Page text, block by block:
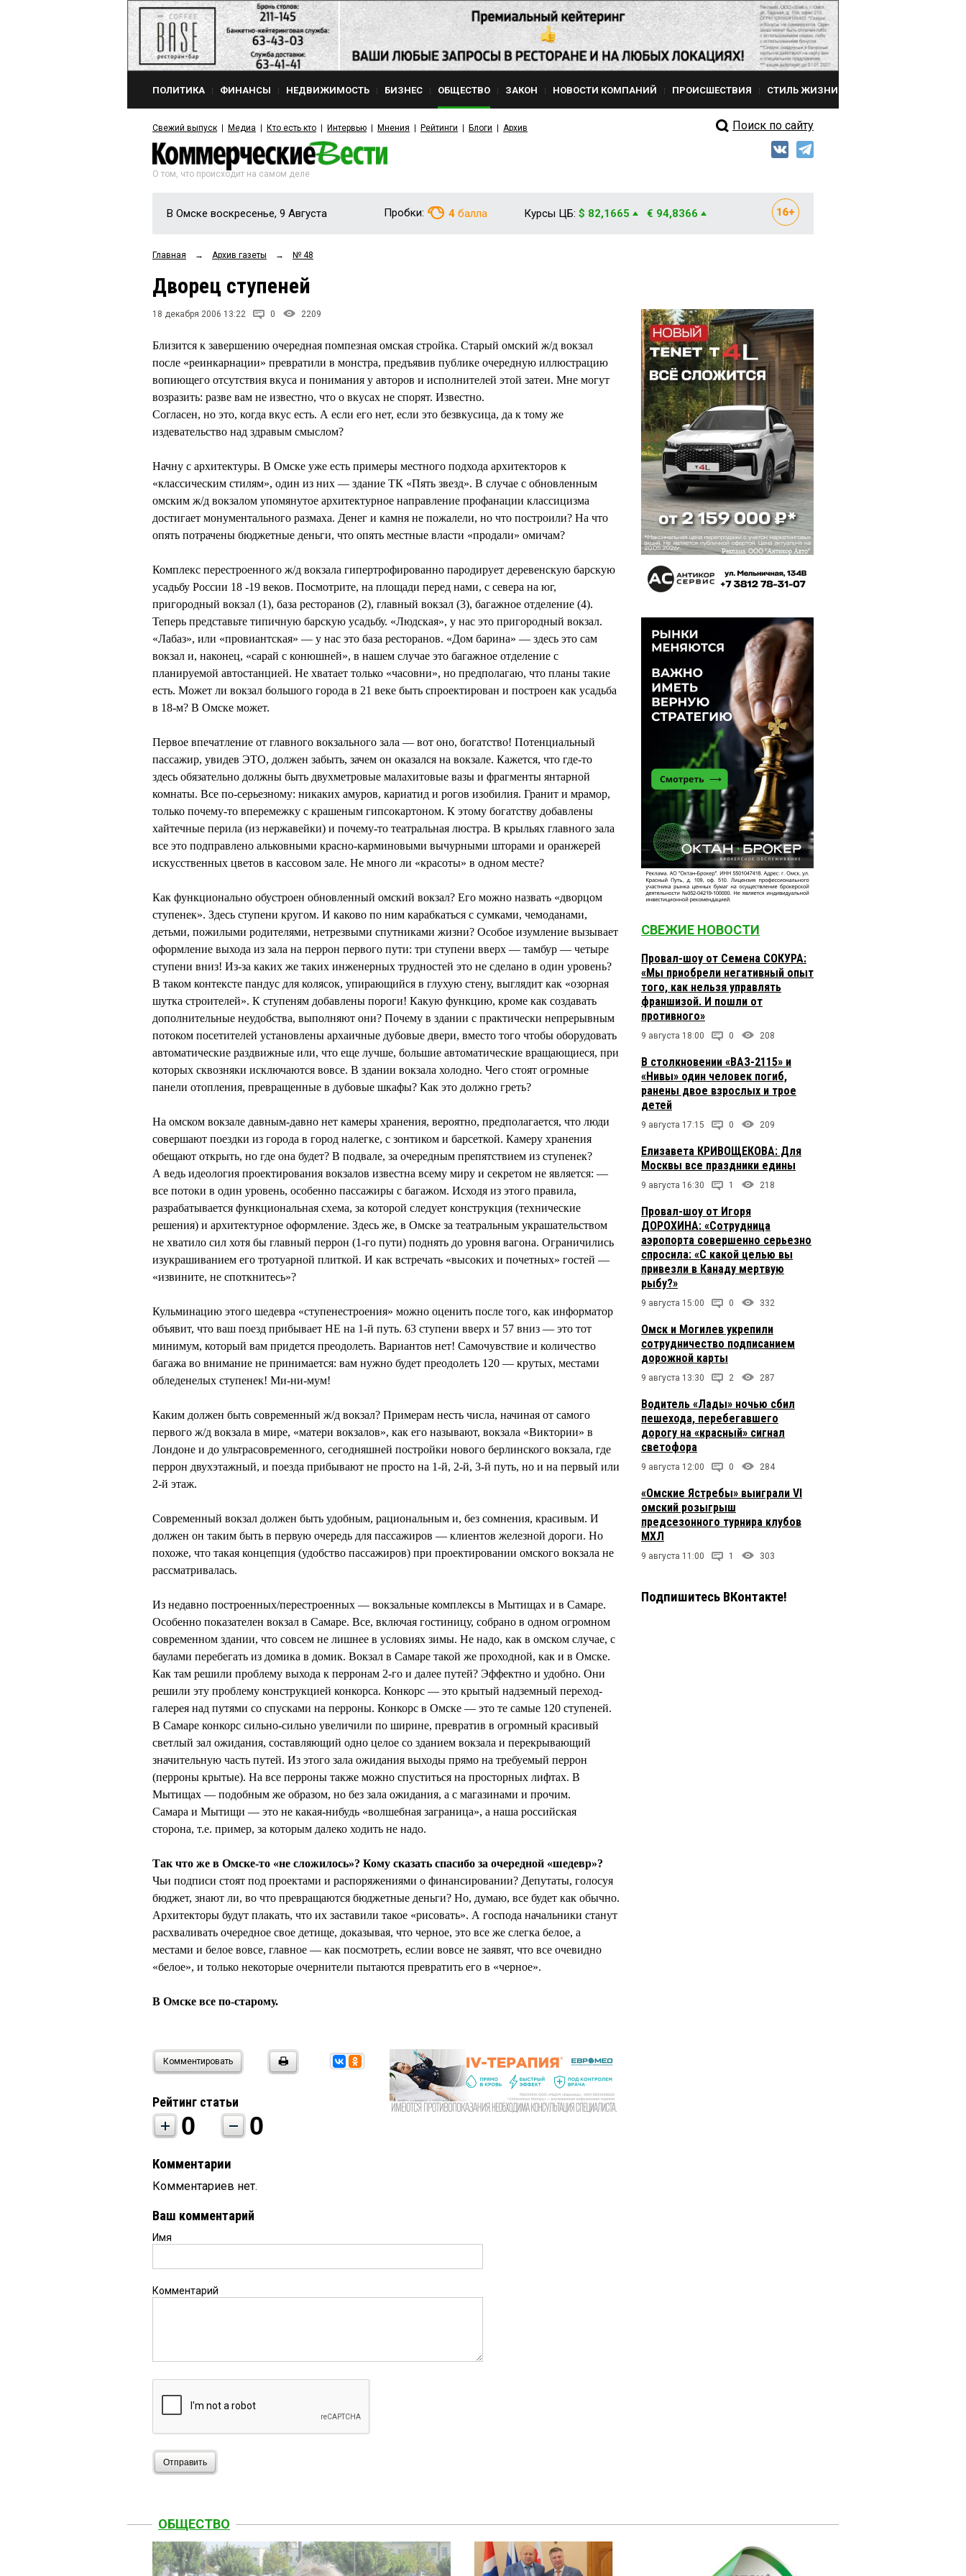
ПОЛИТИКА ФИНАНСЫ НЕДВИЖИМОСТЬ БИЗНЕС ОБЩЕСТВО ЗАКОН НОВОСТИ КОМПАНИЙ ПРОИСШЕСТВИЯ СТИЛЬ ЖИЗНИ
Свежий выпуск Медиа Кто есть кто Интервью Мнения Рейтинги Блоги Архив Поиск по сайту
О том, что происходит на самом деле
В Омске воскресенье, 9 Августа Пробки: 4 балла Курсы ЦБ: $ 82,1665 € 94,8366
Главная → Архив газеты → № 48
Дворец ступеней
18 декабря 2006 13:22 0 2209
Близится к завершению очередная помпезная омская стройка. Старый омский ж/д вокзал
после «реинкарнации» превратили в монстра, предъявив публике очередную иллюстрацию
вопиющего отсутствия вкуса и понимания у авторов и исполнителей этой затеи. Мне могут
возразить: разве вам не известно, что о вкусах не спорят. Известно.
Согласен, но это, когда вкус есть. А если его нет, если это безвкусица, да к тому же
издевательство над здравым смыслом?
Начну с архитектуры. В Омске уже есть примеры местного подхода архитекторов к
«классическим стилям», один из них — здание ТК «Пять звезд». В случае с обновленным
омским ж/д вокзалом упомянутое архитектурное направление профанации классицизма
достигает монументального размаха. Денег и камня не пожалели, но что построили? На что
опять потрачены бюджетные деньги, что опять местные власти «продали» омичам?
Комплекс перестроенного ж/д вокзала гипертрофированно пародирует деревенскую барскую
усадьбу России 18 -19 веков. Посмотрите, на площади перед нами, с севера на юг,
пригородный вокзал (1), база ресторанов (2), главный вокзал (3), багажное отделение (4).
Теперь представьте типичную барскую усадьбу. «Людская», у нас это пригородный вокзал.
«Лабаз», или «провиантская» — у нас это база ресторанов. «Дом барина» — здесь это сам
вокзал и, наконец, «сарай с конюшней», в нашем случае это багажное отделение с
планируемой автостанцией. Не хватает только «часовни», но предполагаю, что планы такие
есть. Может ли вокзал большого города в 21 веке быть спроектирован и построен как усадьба
в 18-м? В Омске может.
Первое впечатление от главного вокзального зала — вот оно, богатство! Потенциальный
пассажир, увидев ЭТО, должен забыть, зачем он оказался на вокзале. Кажется, что где-то
здесь обязательно должны быть двухметровые малахитовые вазы и фрагменты янтарной
комнаты. Все по-серьезному: никаких амуров, кариатид и рогов изобилия. Гранит и мрамор,
только почему-то вперемежку с крашеным гипсокартоном. К этому богатству добавлены
хайтечные перила (из нержавейки) и почему-то театральная люстра. В крыльях главного зала
все это подправлено альковными красно-карминовыми вычурными шторами и оранжерей
искусственных цветов в кассовом зале. Не много ли «красоты» в одном месте?
Как функционально обустроен обновленный омский вокзал? Его можно назвать «дворцом
ступенек». Здесь ступени кругом. И каково по ним карабкаться с сумками, чемоданами,
детьми, пожилыми родителями, нетрезвыми спутниками жизни? Особое изумление вызывает
оформление выхода из зала на перрон первого пути: три ступени вверх — тамбур — четыре
ступени вниз! Из-за каких же таких инженерных трудностей это не сделано в один уровень?
В таком контексте пандус для колясок, упирающийся в глухую стену, выглядит как «озорная
шутка строителей». К ступеням добавлены пороги! Какую функцию, кроме как создавать
дополнительные неудобства, выполняют они? Почему в здании с практически непрерывным
потоком посетителей установлены архаичные дубовые двери, вместо того чтобы оборудовать
автоматические раздвижные или, что еще лучше, большие автоматические вращающиеся, при
которых сквозняки исключаются вовсе. В здании вокзала холодно. Чего стоят огромные
панели отопления, превращенные в дубовые шкафы? Как это должно греть?
На омском вокзале давным-давно нет камеры хранения, вероятно, предполагается, что люди
совершают поездки из города в город налегке, с зонтиком и барсеткой. Камеру хранения
обещают открыть, но где она будет? В подвале, за очередным препятствием из ступенек?
А ведь идеология проектирования вокзалов известна всему миру и секретом не является: —
все потоки в один уровень, особенно пассажиры с багажом. Исходя из этого правила,
разрабатывается функциональная схема, за которой следует конструкция (технические
решения) и архитектурное оформление. Здесь же, в Омске за театральным украшательством
не хватило сил хотя бы главный перрон (1-го пути) поднять до уровня вагона. Ограничились
изукрашиванием его тротуарной плиткой. И как встречать «высоких и почетных» гостей —
«извините, не споткнитесь»?
Кульминацию этого шедевра «ступенестроения» можно оценить после того, как информатор
объявит, что ваш поезд прибывает НЕ на 1-й путь. 63 ступени вверх и 57 вниз — это тот
минимум, который вам придется преодолеть. Вариантов нет! Самочувствие и количество
багажа во внимание не принимается: вам нужно будет преодолеть 120 — крутых, местами
обледенелых ступенек! Ми-ни-мум!
Каким должен быть современный ж/д вокзал? Примерам несть числа, начиная от самого
первого ж/д вокзала в мире, «матери вокзалов», как его называют, вокзала «Виктории» в
Лондоне и до ультрасовременного, сегодняшней постройки нового берлинского вокзала, где
перрон двухэтажный, и поезда прибывают не просто на 1-й, 2-й, 3-й путь, но и на первый или
2-й этаж.
Современный вокзал должен быть удобным, рациональным и, без сомнения, красивым. И
должен он таким быть в первую очередь для пассажиров — клиентов железной дороги. Но
похоже, что такая концепция (удобство пассажиров) при проектировании омского вокзала не
рассматривалась.
Из недавно построенных/перестроенных — вокзальные комплексы в Мытищах и в Самаре.
Особенно показателен вокзал в Самаре. Все, включая гостиницу, собрано в одном огромном
современном здании, что совсем не лишнее в условиях зимы. Не надо, как в омском случае, с
баулами перебегать из домика в домик. Вокзал в Самаре такой же проходной, как и в Омске.
Как там решили проблему выхода к перронам 2-го и далее путей? Эффектно и удобно. Они
решили эту проблему конструкцией конкорса. Конкорс — это крытый надземный переход-
галерея над путями со спусками на перроны. Конкорс в Омске — это те самые 120 ступеней.
В Самаре конкорс сильно-сильно увеличили по ширине, превратив в огромный красивый
светлый зал ожидания, составляющий одно целое со зданием вокзала и перекрывающий
значительную часть путей. Из этого зала ожидания выходы прямо на требуемый перрон
(перроны крытые). На все перроны также можно спуститься на просторных лифтах. В
Мытищах — подобным же образом, но без зала ожидания, а с магазинами и прочим.
Самара и Мытищи — это не какая-нибудь «волшебная заграница», а наша российская
сторона, т.е. пример, за которым далеко ходить не надо.
Так что же в Омске-то «не сложилось»? Кому сказать спасибо за очередной «шедевр»?
Чьи подписи стоят под проектами и распоряжениями о финансировании? Депутаты, голосуя
бюджет, знают ли, во что превращаются бюджетные деньги? Но, думаю, все будет как обычно.
Архитекторы будут плакать, что их заставили такое «рисовать». А господа начальники станут
расхваливать очередное свое детище, доказывая, что черное, это все же слегка белое, а
местами и белое вовсе, главное — как посмотреть, еслии вовсе не заявят, что все очевидно
«белое», и только некоторые очернители пытаются превратить его в «черное».
В Омске все по-старому.
Комментировать
Рейтинг статьи
0 0
Комментарии
Комментариев нет.
Ваш комментарий
Имя
Комментарий
Отправить
СВЕЖИЕ НОВОСТИ
Провал-шоу от Семена СОКУРА:
«Мы приобрели негативный опыт
того, как нельзя управлять
франшизой. И пошли от
противного»
9 августа 18:00 0 208
В столкновении «ВАЗ-2115» и
«Нивы» один человек погиб,
ранены двое взрослых и трое
детей
9 августа 17:15 0 209
Елизавета КРИВОЩЕКОВА: Для
Москвы все праздники едины
9 августа 16:30 1 218
Провал-шоу от Игоря
ДОРОХИНА: «Сотрудница
аэропорта совершенно серьезно
спросила: «С какой целью вы
привезли в Канаду мертвую
рыбу?»
9 августа 15:00 0 332
Омск и Могилев укрепили
сотрудничество подписанием
дорожной карты
9 августа 13:30 2 287
Водитель «Лады» ночью сбил
пешехода, перебегавшего
дорогу на «красный» сигнал
светофора
9 августа 12:00 0 284
«Омские Ястребы» выиграли VI
омский розыгрыш
предсезонного турнира клубов
МХЛ
9 августа 11:00 1 303
Подпишитесь ВКонтакте!
ОБЩЕСТВО